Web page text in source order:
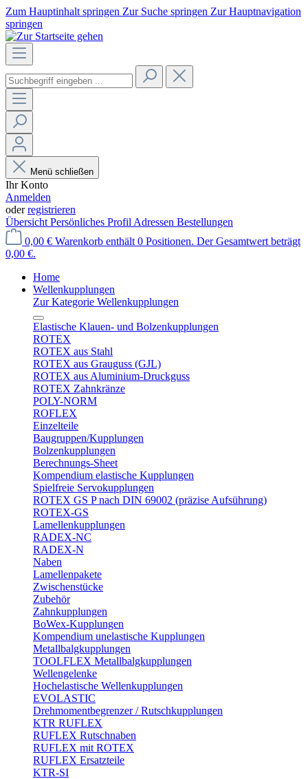
Zum Hauptinhalt springen Zur Suche springen Zur Hauptnavigation
springen
Menü schließen
Ihr Konto
Anmelden
oderregistrieren
Übersicht Persönliches Profil Adressen Bestellungen
0,00 € Warenkorb enthält 0 Positionen. Der Gesamtwert beträgt
0,00 €.
Home
Wellenkupplungen
Zur Kategorie Wellenkupplungen
Elastische Klauen- und Bolzenkupplungen
ROTEX
ROTEX aus Stahl
ROTEX aus Grauguss (GJL)
ROTEX aus Aluminium-Druckguss
ROTEX Zahnkränze
POLY-NORM
ROFLEX
Einzelteile
Baugruppen/Kupplungen
Bolzenkupplungen
Berechnungs-Sheet
Kompendium elastische Kupplungen
Spielfreie Servokupplungen
ROTEX GS P nach DIN 69002 (präzise Aufsührung)
ROTEX-GS
Lamellenkupplungen
RADEX-NC
RADEX-N
Naben
Lamellenpakete
Zwischenstücke
Zubehör
Zahnkupplungen
BoWex-Kupplungen
Kompendium unelastische Kupplungen
Metallbalgkupplungen
TOOLFLEX Metallbalgkupplungen
Wellengelenke
Hochelastische Wellenkupplungen
EVOLASTIC
Drehmomentbegrenzer / Rutschkupplungen
KTR RUFLEX
RUFLEX Rutschnaben
RUFLEX mit ROTEX
RUFLEX Ersatzteile
KTR-SI